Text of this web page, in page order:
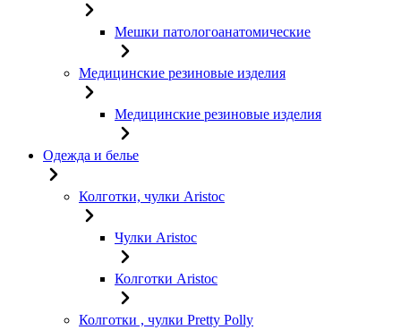
Мешки патологоанатомические
Медицинские резиновые изделия
Медицинские резиновые изделия
Одежда и белье
Колготки, чулки Aristoc
Чулки Aristoc
Колготки Aristoc
Колготки , чулки Pretty Polly